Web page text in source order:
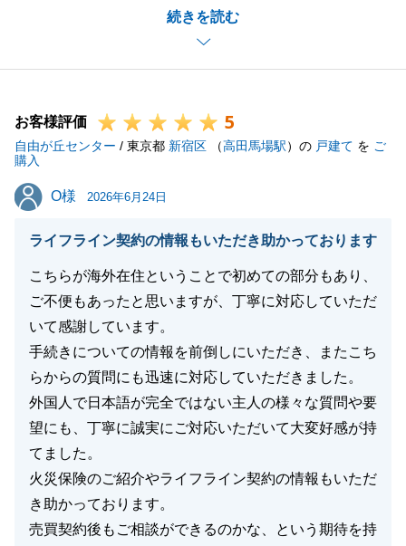
続きを読む
K様は多数の不動産をご所有されており、こちらとし
ても円滑にお話を進めることができ、心より感謝申し
上げます。
すので、引き続き精一杯サポートさせていただきま
す。
今後とも何卒よろしくお願い申し上げます。
閉じる
お客様評価 5
自由が丘センター / 東京都 新宿区 （高田馬場駅）の 戸建て を ご
購入
O様
O様 2026年6月24日
ライフライン契約の情報もいただき助かっております
こちらが海外在住ということで初めての部分もあり、
ご不便もあったと思いますが、丁寧に対応していただ
いて感謝しています。
手続きについての情報を前倒しにいただき、またこち
らからの質問にも迅速に対応していただきました。
外国人で日本語が完全ではない主人の様々な質問や要
望にも、丁寧に誠実にご対応いただいて大変好感が持
てました。
火災保険のご紹介やライフライン契約の情報もいただ
き助かっております。
売買契約後もご相談ができるのかな、という期待を持